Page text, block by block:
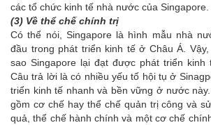
các tổ chức kinh tế nhà nước của Singapore.
(3) Về thể chế chính trị
Có thể nói, Singapore là hình mẫu nhà
đầu trong phát triển kinh tế ở Châu Á.
sao Singapore lại đạt được phát triển kinh
Câu trả lời là có nhiều yếu tố hội tụ ở
triển kinh tế nhanh và bền vững ở nước
gồm cơ chế hay thể chế quản trị công và
quả, thể chế hành chính và một cơ chế